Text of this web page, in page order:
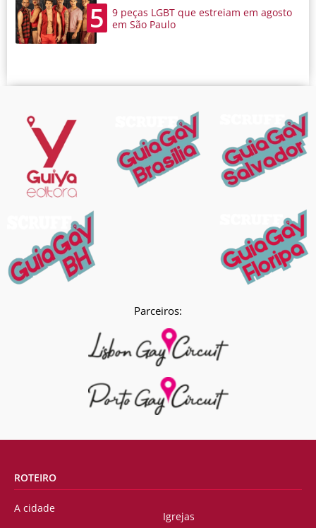
5
9 peças LGBT que estreiam em agosto
em São Paulo
Parceiros:
ROTEIRO
A cidade
Igrejas